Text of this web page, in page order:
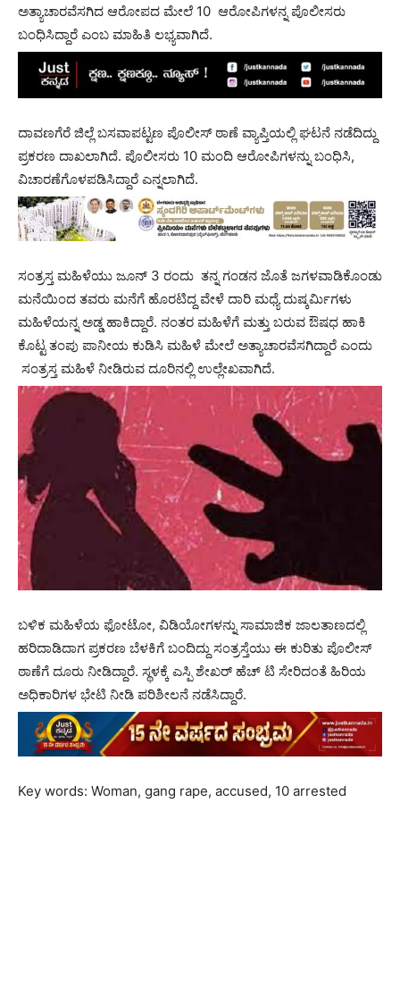
ಅತ್ಯಾಚಾರವೆಸಗಿದ ಆರೋಪದ ಮೇಲೆ 10 ಆರೋಪಿಗಳನ್ನ ಪೊಲೀಸರು
ಬಂಧಿಸಿದ್ದಾರೆ ಎಂಬ ಮಾಹಿತಿ ಲಭ್ಯವಾಗಿದೆ.
ದಾವಣಗೆರೆ ಜಿಲ್ಲೆ ಬಸವಾಪಟ್ಟಣ ಪೊಲೀಸ್ ಠಾಣೆ ವ್ಯಾಪ್ತಿಯಲ್ಲಿ ಘಟನೆ ನಡೆದಿದ್ದು
ಪ್ರಕರಣ ದಾಖಲಾಗಿದೆ. ಪೊಲೀಸರು 10 ಮಂದಿ ಆರೋಪಿಗಳನ್ನು ಬಂಧಿಸಿ,
ವಿಚಾರಣೆಗೊಳಪಡಿಸಿದ್ದಾರೆ ಎನ್ನಲಾಗಿದೆ.
ಸಂತ್ರಸ್ತ ಮಹಿಳೆಯು ಜೂನ್ 3 ರಂದು ತನ್ನ ಗಂಡನ ಜೊತೆ ಜಗಳವಾಡಿಕೊಂಡು
ಮನೆಯಿಂದ ತವರು ಮನೆಗೆ ಹೊರಟಿದ್ದ ವೇಳೆ ದಾರಿ ಮಧ್ಯೆ ದುಷ್ಕರ್ಮಿಗಳು
ಮಹಿಳೆಯನ್ನ ಅಡ್ಡ ಹಾಕಿದ್ದಾರೆ. ನಂತರ ಮಹಿಳೆಗೆ ಮತ್ತು ಬರುವ ಔಷಧ ಹಾಕಿ
ಕೊಟ್ಟ ತಂಪು ಪಾನೀಯ ಕುಡಿಸಿ ಮಹಿಳೆ ಮೇಲೆ ಅತ್ಯಾಚಾರವೆಸಗಿದ್ದಾರೆ ಎಂದು
ಸಂತ್ರಸ್ತ ಮಹಿಳೆ ನೀಡಿರುವ ದೂರಿನಲ್ಲಿ ಉಲ್ಲೇಖವಾಗಿದೆ.
ಬಳಿಕ ಮಹಿಳೆಯ ಫೋಟೋ, ವಿಡಿಯೋಗಳನ್ನು ಸಾಮಾಜಿಕ ಜಾಲತಾಣದಲ್ಲಿ
ಹರಿದಾಡಿದಾಗ ಪ್ರಕರಣ ಬೆಳಕಿಗೆ ಬಂದಿದ್ದು ಸಂತ್ರಸ್ತೆಯು ಈ ಕುರಿತು ಪೊಲೀಸ್
ಠಾಣೆಗೆ ದೂರು ನೀಡಿದ್ದಾರೆ. ಸ್ಥಳಕ್ಕೆ ಎಸ್ಪಿ ಶೇಖರ್ ಹೆಚ್ ಟಿ ಸೇರಿದಂತೆ ಹಿರಿಯ
ಅಧಿಕಾರಿಗಳ ಭೇಟಿ ನೀಡಿ ಪರಿಶೀಲನೆ ನಡೆಸಿದ್ದಾರೆ.
Key words: Woman, gang rape, accused, 10 arrested